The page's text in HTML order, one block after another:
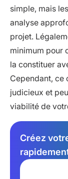
simple, mais
analyse
projet.
minimum pour
la constituer
Cependant, ce
judicieux et
viabilité de
Créez